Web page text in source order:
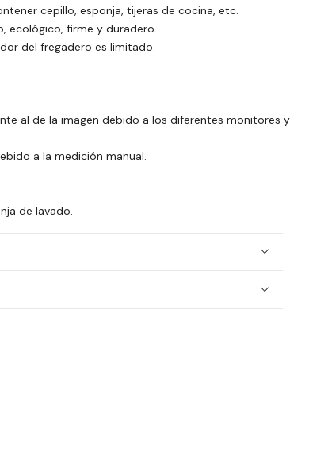
cepillo, esponja, tijeras de cocina, etc.
ecológico, firme y duradero.
del fregadero es limitado.
al de la imagen debido a los diferentes monitores y
a la medición manual.
de lavado.